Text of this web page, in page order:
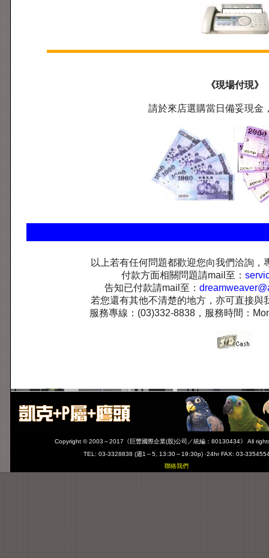
《現場付現》
請於來店選購當日備妥現金
以上若有任何問題都歡迎您向我們洽詢，
付款方面相關問題請mail至：
告知已付款請mail至：
若您還有其他不清楚的地方，亦可直接與
服務專線：(03)332-8838，服務時間：
Copyright © 2003～2017 《巨豐國際企業(股)公司／統編：80130434》
All
TEL: 03-3328838 (週1～5, 13:30～19:30p) ‧24hr FAX: 03-
聯絡我們